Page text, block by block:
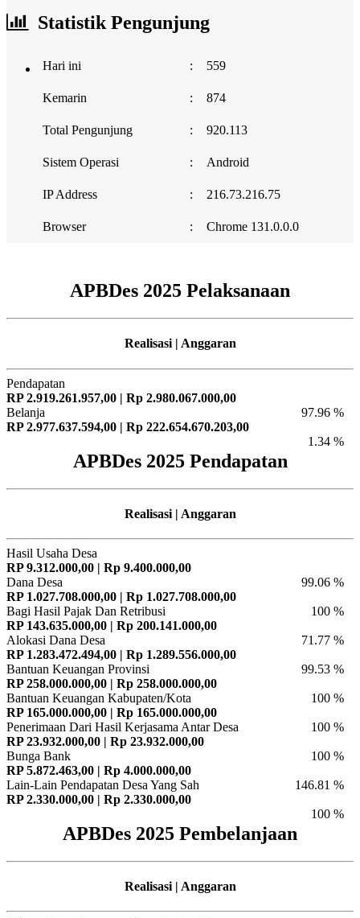
Statistik Pengunjung
Hari ini : 559
Kemarin : 874
Total Pengunjung : 920.113
Sistem Operasi : Android
IP Address : 216.73.216.75
Browser : Chrome 131.0.0.0
APBDes 2025 Pelaksanaan
Realisasi | Anggaran
Pendapatan
RP 2.919.261.957,00 | Rp 2.980.067.000,00
97.96 %
Belanja
RP 2.977.637.594,00 | Rp 222.654.670.203,00
1.34 %
APBDes 2025 Pendapatan
Realisasi | Anggaran
Hasil Usaha Desa
RP 9.312.000,00 | Rp 9.400.000,00
99.06 %
Dana Desa
RP 1.027.708.000,00 | Rp 1.027.708.000,00
100 %
Bagi Hasil Pajak Dan Retribusi
RP 143.635.000,00 | Rp 200.141.000,00
71.77 %
Alokasi Dana Desa
RP 1.283.472.494,00 | Rp 1.289.556.000,00
99.53 %
Bantuan Keuangan Provinsi
RP 258.000.000,00 | Rp 258.000.000,00
100 %
Bantuan Keuangan Kabupaten/Kota
RP 165.000.000,00 | Rp 165.000.000,00
100 %
Penerimaan Dari Hasil Kerjasama Antar Desa
RP 23.932.000,00 | Rp 23.932.000,00
100 %
Bunga Bank
RP 5.872.463,00 | Rp 4.000.000,00
146.81 %
Lain-Lain Pendapatan Desa Yang Sah
RP 2.330.000,00 | Rp 2.330.000,00
100 %
APBDes 2025 Pembelanjaan
Realisasi | Anggaran